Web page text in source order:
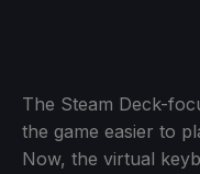
The Steam Deck-
the game easier to
Now, the virtual